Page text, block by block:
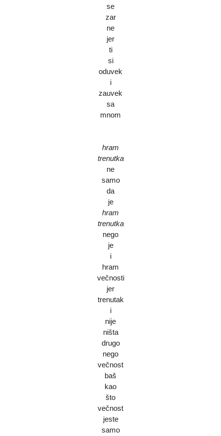
se
zar
ne
jer
ti
si
oduvek
i
zauvek
sa
mnom
hram
trenutka
ne
samo
da
je
hram
trenutka
nego
je
i
hram
večnosti
jer
trenutak
i
nije
ništa
drugo
nego
večnost
baš
kao
što
večnost
jeste
samo